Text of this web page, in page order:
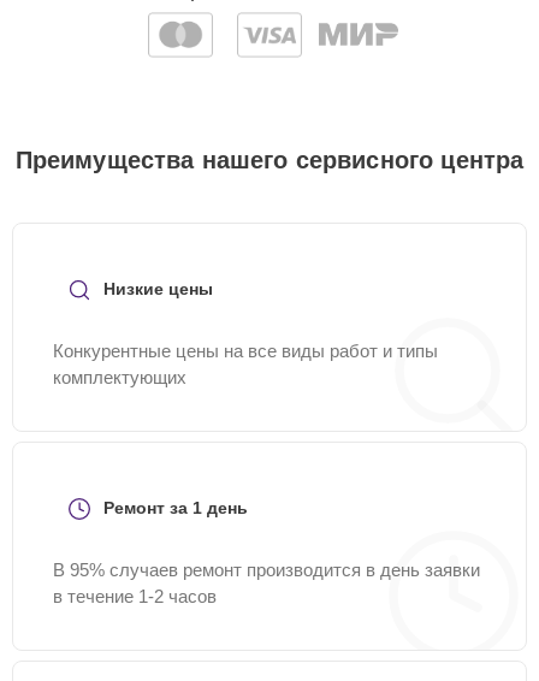
Преимущества нашего сервисного центра
Низкие цены
Конкурентные цены на все виды работ и типы
комплектующих
Ремонт за 1 день
В 95% случаев ремонт производится в день заявки
в течение 1-2 часов